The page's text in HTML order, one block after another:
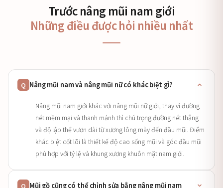
Trước nâng mũi nam giới
Những điều được hỏi nhiều nhất
Q Nâng mũi nam và nâng mũi nữ có khác biệt gì?
Nâng mũi nam giới khác với nâng mũi nữ giới, thay vì đường
nét mềm mại và thanh mảnh thì chú trọng đường nét thẳng
và độ lập thể vươn dài từ xương lông mày đến đầu mũi. Điểm
khác biệt cốt lõi là thiết kế độ cao sống mũi và góc đầu mũi
phù hợp với tỷ lệ và khung xương khuôn mặt nam giới.
Q Mũi gồ cũng có thể chỉnh sửa bằng nâng mũi nam